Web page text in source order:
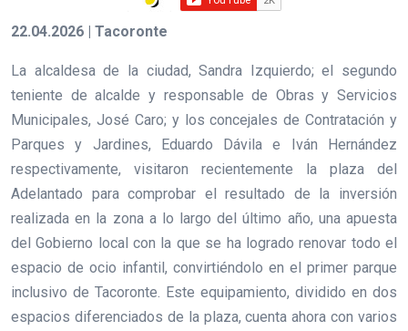
22.04.2026 | Tacoronte
La alcaldesa de la ciudad, Sandra Izquierdo; el segundo
teniente de alcalde y responsable de Obras y Servicios
Municipales, José Caro; y los concejales de Contratación y
Parques y Jardines, Eduardo Dávila e Iván Hernández
respectivamente, visitaron recientemente la plaza del
Adelantado para comprobar el resultado de la inversión
realizada en la zona a lo largo del último año, una apuesta
del Gobierno local con la que se ha logrado renovar todo el
espacio de ocio infantil, convirtiéndolo en el primer parque
inclusivo de Tacoronte. Este equipamiento, dividido en dos
espacios diferenciados de la plaza, cuenta ahora con varios